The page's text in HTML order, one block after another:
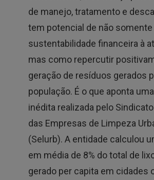
de manejo, tratamento e
tem potencial de não somente
sustentabilidade financeira à
mas como repercutir
geração de resíduos gerados
população. É o que aponta
inédita realizada pelo
das Empresas de Limpeza
(Selurb). A entidade calculou
em média de 8% do total de
gerado per capita em cidades